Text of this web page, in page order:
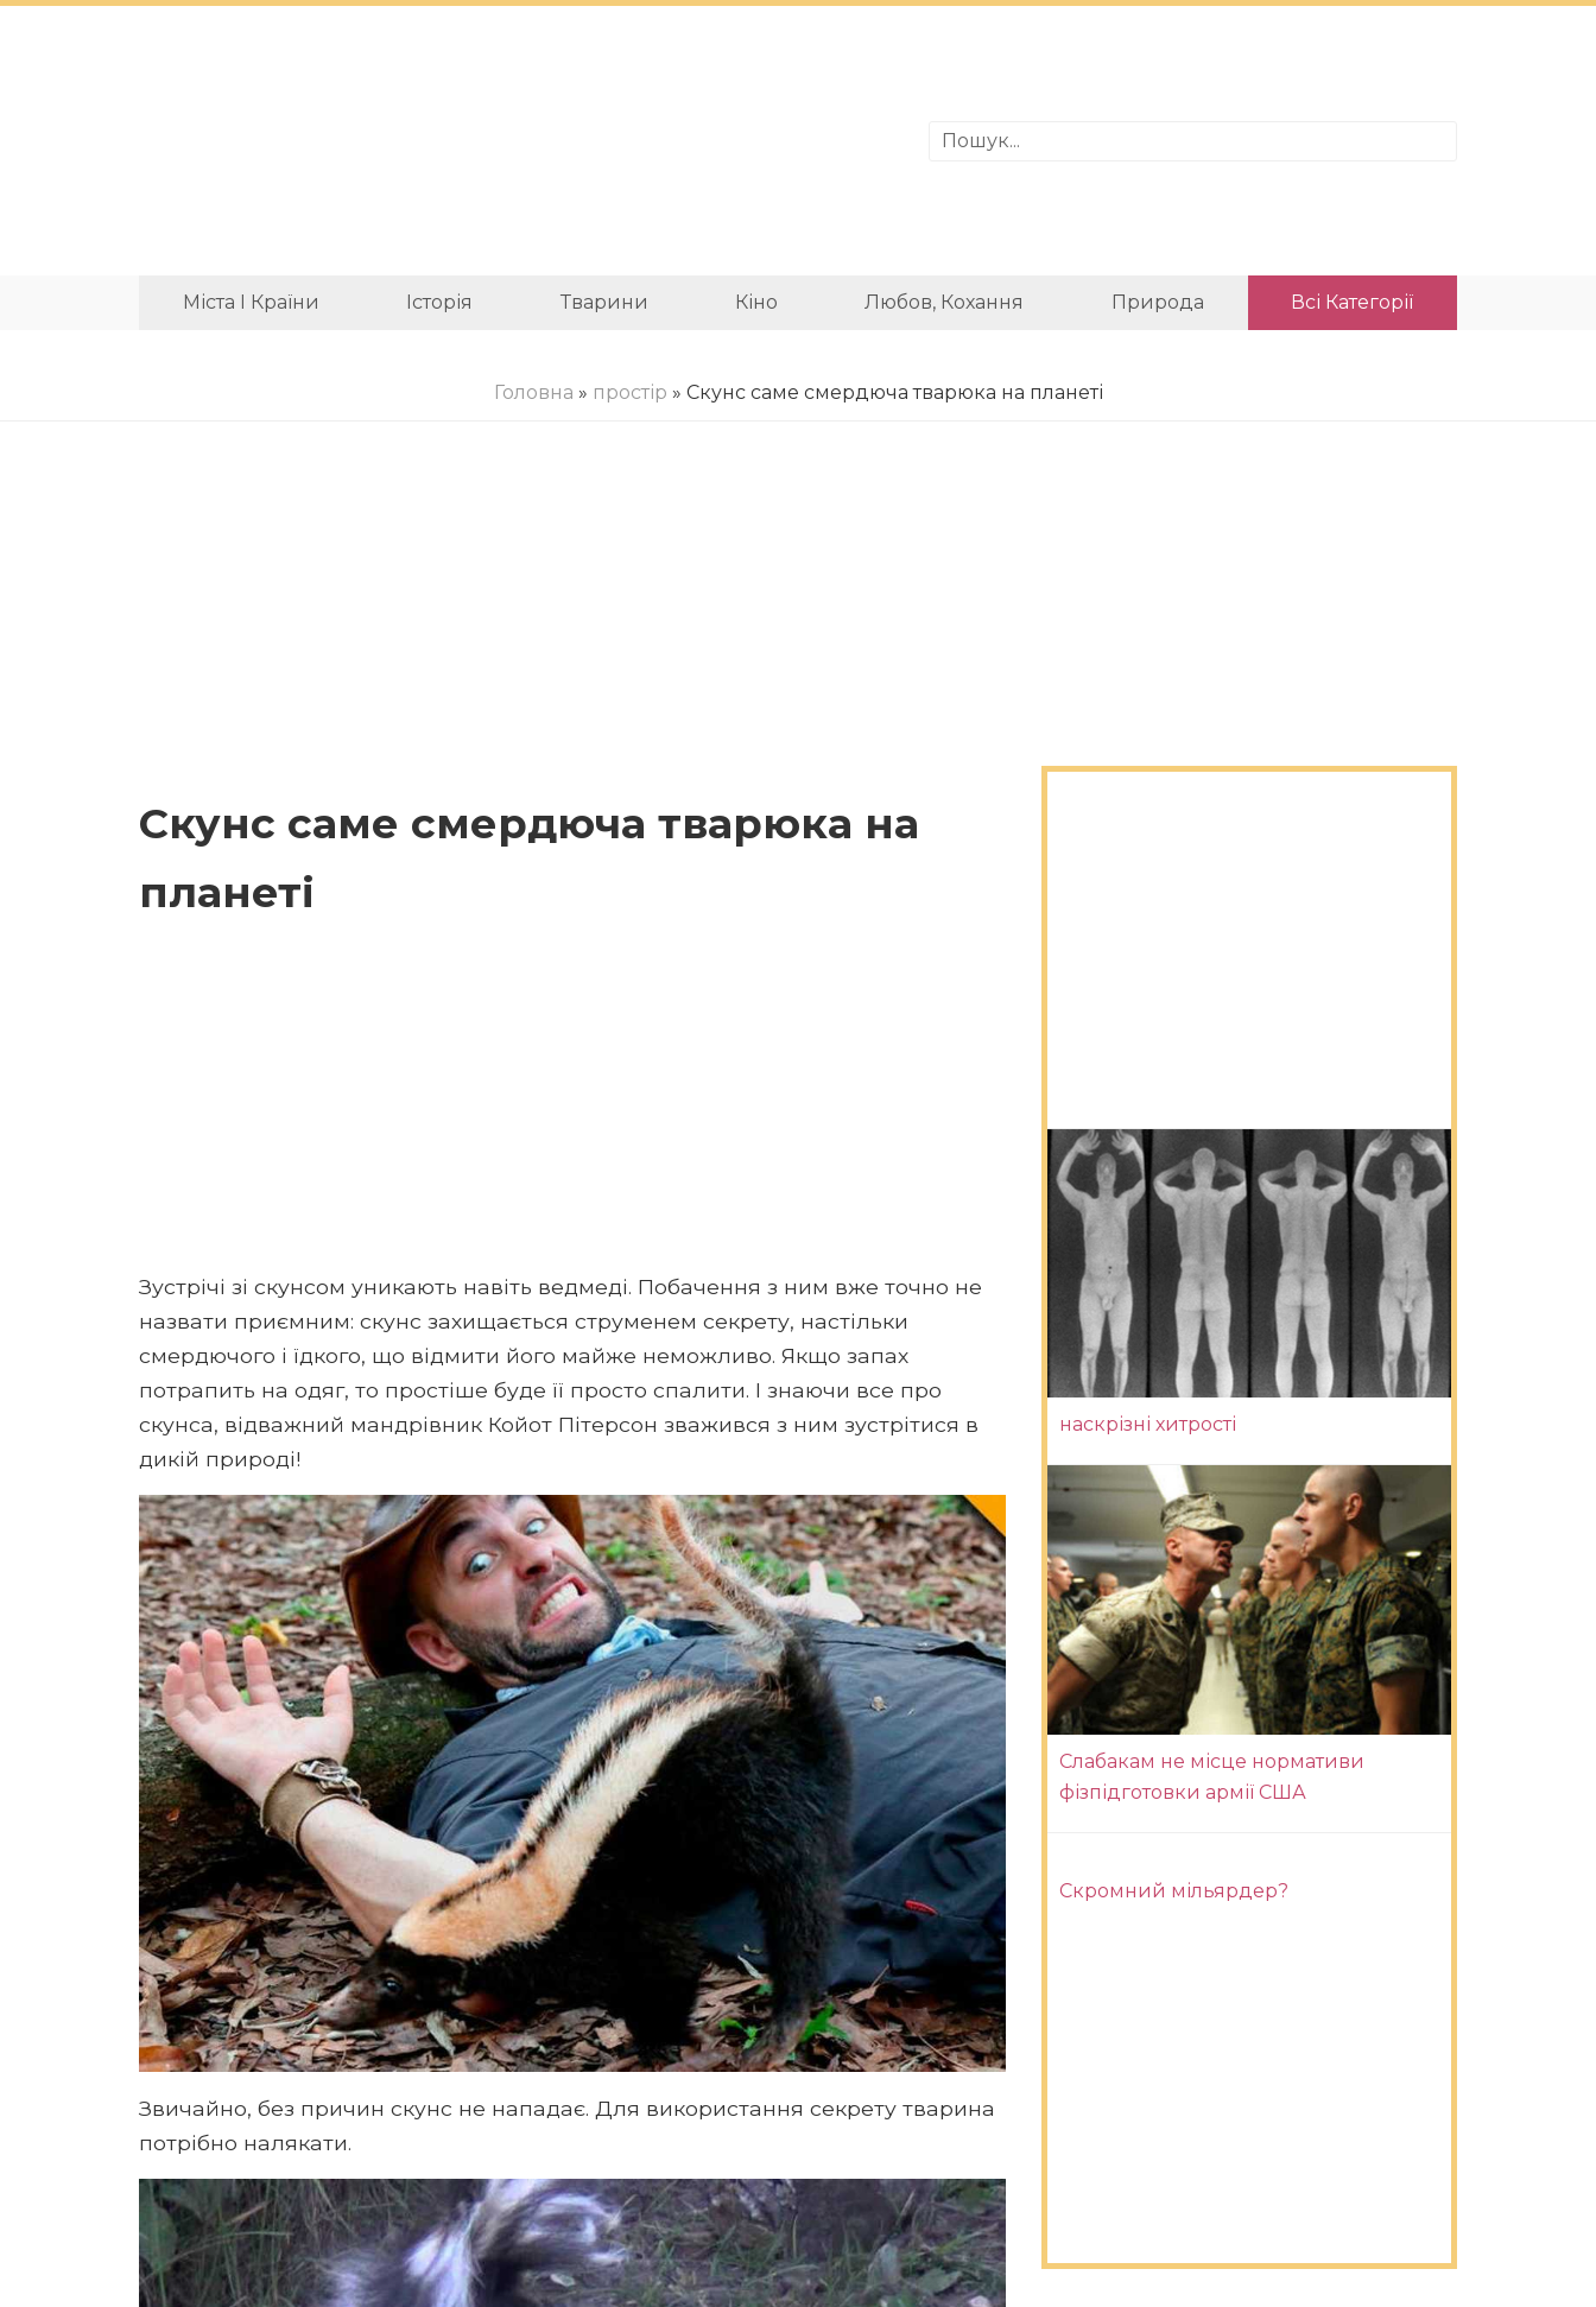
Міста І Країни Історія Тварини Кіно Любов, Кохання Природа Всі Категорії
Головна » простір » Скунс саме смердюча тварюка на планеті
Скунс саме смердюча тварюка на
планеті
Зустрічі зі скунсом уникають навіть ведмеді. Побачення з ним вже точно не
назвати приємним: скунс захищається струменем секрету, настільки
смердючого і їдкого, що відмити його майже неможливо. Якщо запах
потрапить на одяг, то простіше буде її просто спалити. І знаючи все про
скунса, відважний мандрівник Койот Пітерсон зважився з ним зустрітися в
дикій природі!
Звичайно, без причин скунс не нападає. Для використання секрету тварина
потрібно налякати.
наскрізні хитрості
Слабакам не місце нормативи
фізпідготовки армії США
Скромний мільярдер?